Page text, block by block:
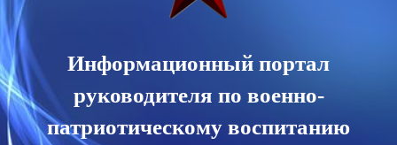
Информационный портал
руководителя по военно-
патриотическому воспитанию